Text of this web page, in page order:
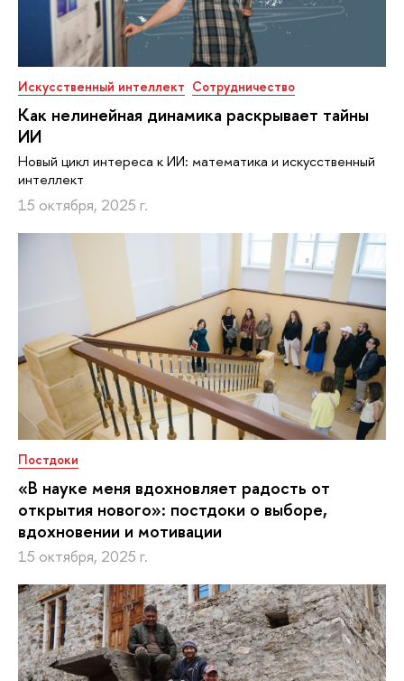
Искусственный интеллект Сотрудничество
Как нелинейная динамика раскрывает тайны
ИИ
Новый цикл интереса к ИИ: математика и искусственный
интеллект
15 октября, 2025 г.
Постдоки
«В науке меня вдохновляет радость от
открытия нового»: постдоки о выборе,
вдохновении и мотивации
15 октября, 2025 г.